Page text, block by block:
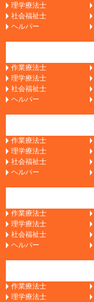
理学療法士
社会福祉士
ヘルパー
作業療法士
理学療法士
社会福祉士
ヘルパー
作業療法士
理学療法士
社会福祉士
ヘルパー
作業療法士
理学療法士
社会福祉士
ヘルパー
作業療法士
理学療法士